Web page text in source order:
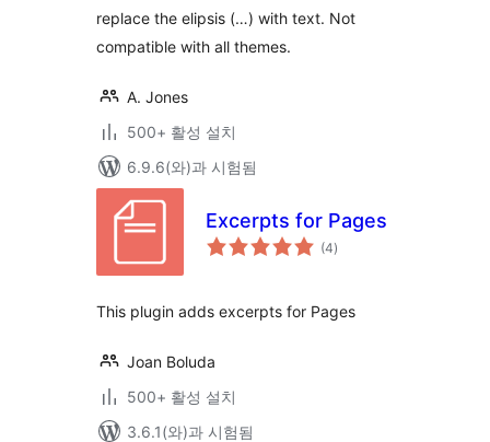
replace the elipsis (…) with text. Not
compatible with all themes.
A. Jones
500+ 활성 설치
6.9.6(와)과 시험됨
Excerpts for Pages
(4전
체)
This plugin adds excerpts for Pages
Joan Boluda
500+ 활성 설치
3.6.1(와)과 시험됨